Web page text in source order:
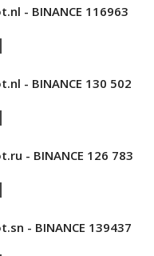
- BINANCE 116963
- BINANCE 130 502
- BINANCE 126 783
- BINANCE 139437